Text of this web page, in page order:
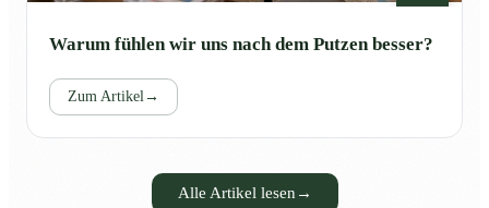
Warum fühlen wir uns nach dem Putzen besser?
Zum Artikel→
Alle Artikel lesen →